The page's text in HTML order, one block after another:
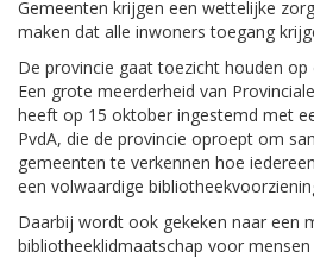
Gemeenten krijgen een wettelijke
maken dat alle inwoners toegang
De provincie gaat toezicht houden op
Een grote meerderheid van
heeft op 15 oktober ingestemd met
PvdA, die de provincie oproept om
gemeenten te verkennen hoe
een volwaardige
Daarbij wordt ook gekeken naar een
bibliotheeklidmaatschap voor